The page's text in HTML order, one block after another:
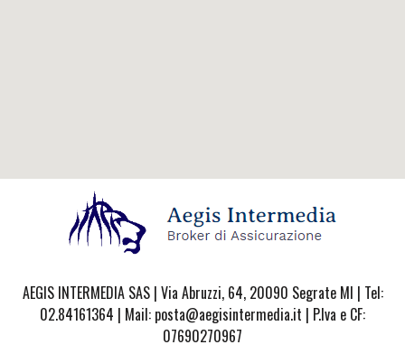
AEGIS INTERMEDIA SAS | Via Abruzzi, 64, 20090 Segrate MI | Tel:
02.84161364 | Mail: posta@aegisintermedia.it | P.Iva e CF:
07690270967